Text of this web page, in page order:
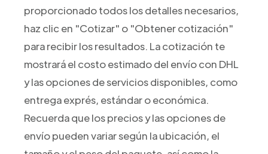
proporcionado todos los detalles necesarios,
haz clic en "Cotizar" o "Obtener cotización"
para recibir los resultados. La cotización te
mostrará el costo estimado del envío con DHL
y las opciones de servicios disponibles, como
entrega exprés, estándar o económica.
Recuerda que los precios y las opciones de
envío pueden variar según la ubicación, el